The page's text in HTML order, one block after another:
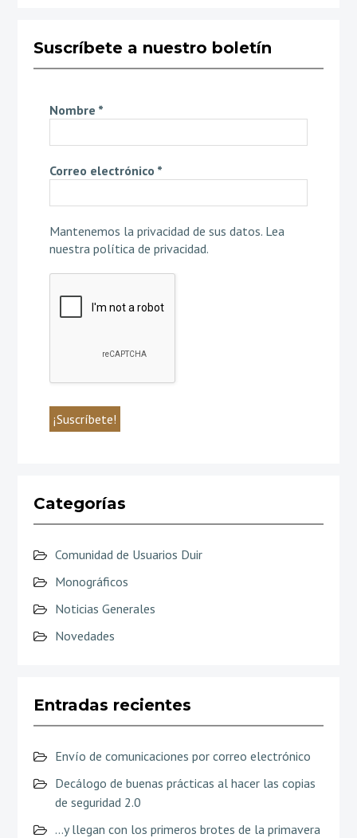
Suscríbete a nuestro boletín
Nombre *
Correo electrónico *
Mantenemos la privacidad de sus datos. Lea
nuestra política de privacidad.
Categorías
Comunidad de Usuarios Duir
Monográficos
Noticias Generales
Novedades
Entradas recientes
Envío de comunicaciones por correo electrónico
Decálogo de buenas prácticas al hacer las copias
de seguridad 2.0
…y llegan con los primeros brotes de la primavera